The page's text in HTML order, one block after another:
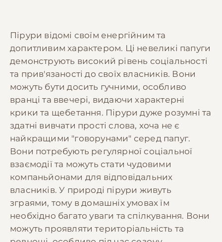
Пірури відомі своїм енергійним та
допитливим характером. Ці невеликі папуги
демонструють високий рівень соціальності
та прив'язаності до своїх власників. Вони
можуть бути досить гучними, особливо
вранці та ввечері, видаючи характерні
крики та щебетання. Пірури дуже розумні та
здатні вивчати прості слова, хоча не є
найкращими "говорунами" серед папуг.
Вони потребують регулярної соціальної
взаємодії та можуть стати чудовими
компаньйонами для відповідальних
власників. У природі пірури живуть
зграями, тому в домашніх умовах їм
необхідно багато уваги та спілкування. Вони
можуть проявляти територіальність та